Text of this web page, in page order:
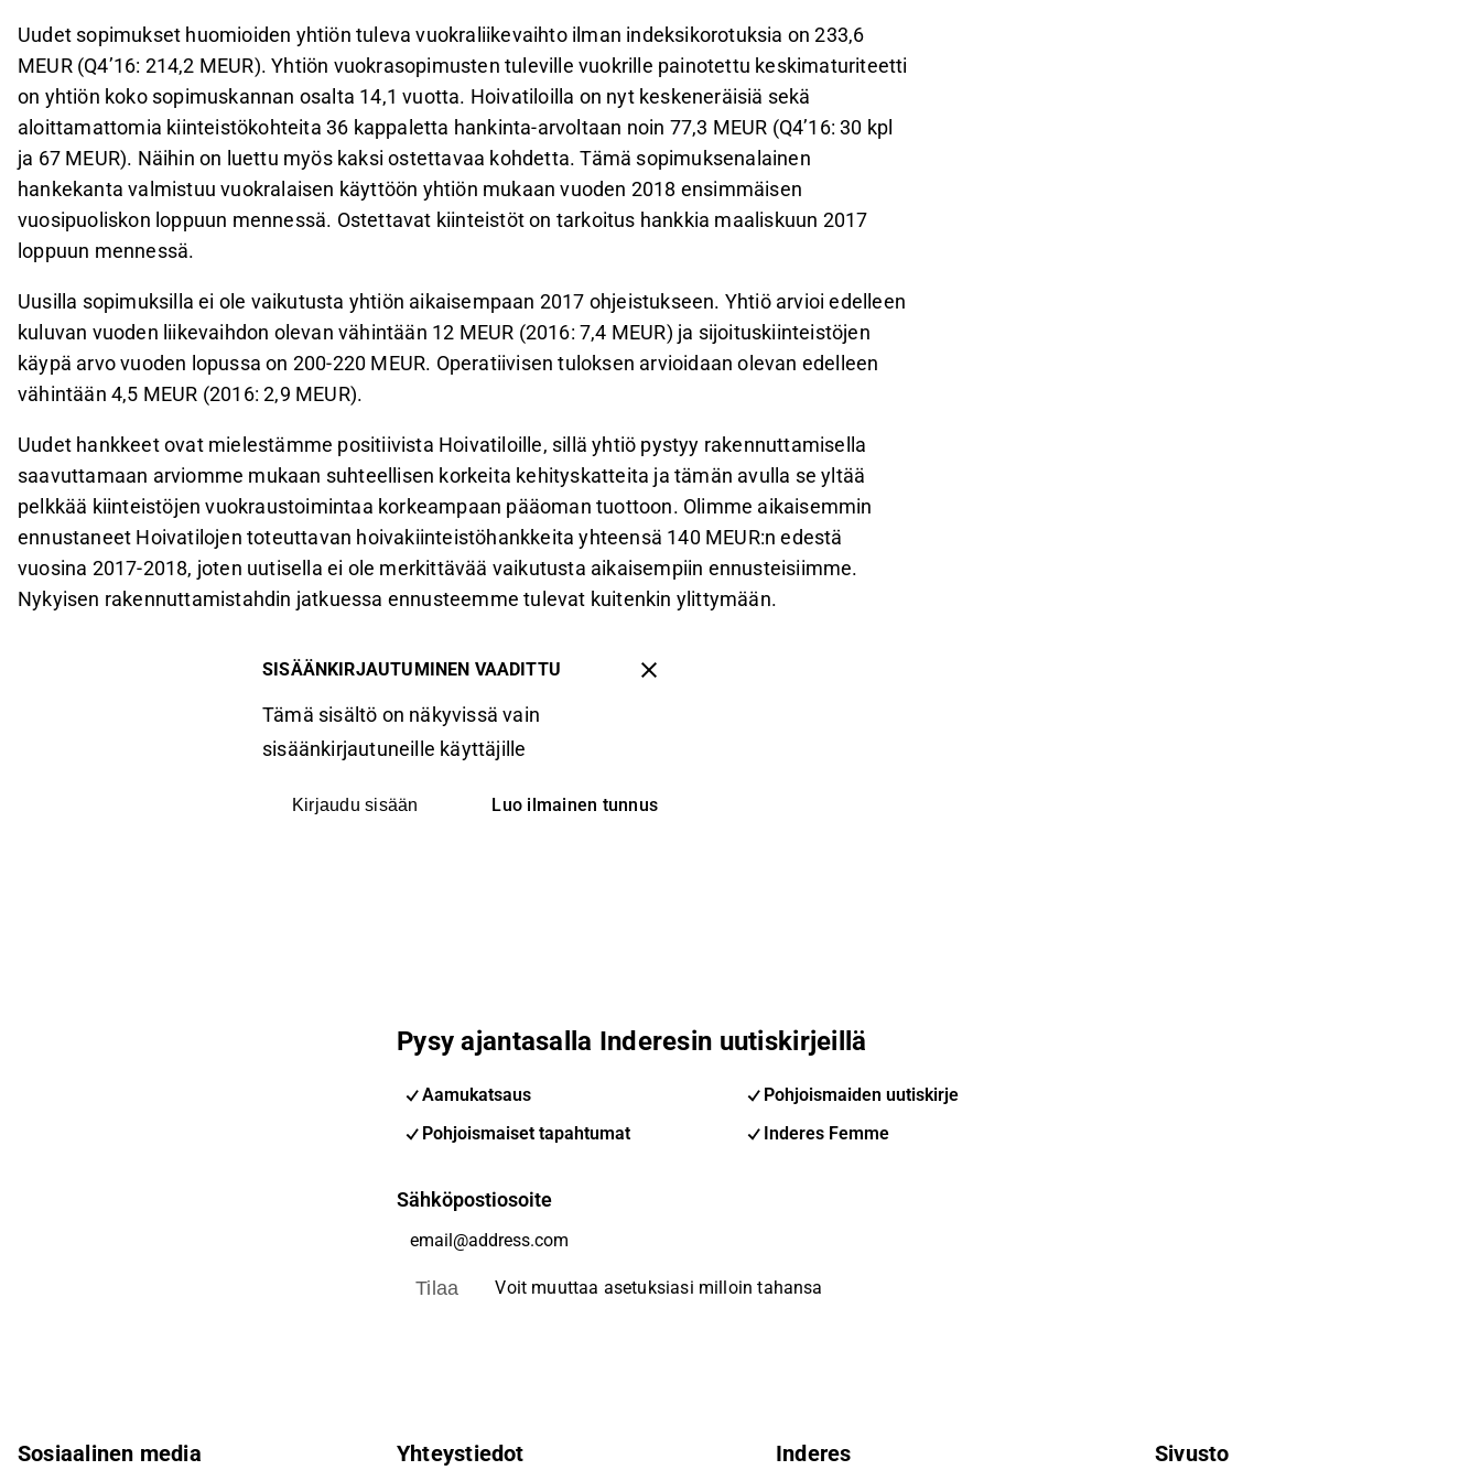
Uudet sopimukset huomioiden yhtiön tuleva vuokraliikevaihto ilman indeksikorotuksia on 233,6
MEUR (Q4’16: 214,2 MEUR). Yhtiön vuokrasopimusten tuleville vuokrille painotettu keskimaturiteetti
on yhtiön koko sopimuskannan osalta 14,1 vuotta. Hoivatiloilla on nyt keskeneräisiä sekä
aloittamattomia kiinteistökohteita 36 kappaletta hankinta-arvoltaan noin 77,3 MEUR (Q4’16: 30 kpl
ja 67 MEUR). Näihin on luettu myös kaksi ostettavaa kohdetta. Tämä sopimuksenalainen
hankekanta valmistuu vuokralaisen käyttöön yhtiön mukaan vuoden 2018 ensimmäisen
vuosipuoliskon loppuun mennessä. Ostettavat kiinteistöt on tarkoitus hankkia maaliskuun 2017
loppuun mennessä.
Uusilla sopimuksilla ei ole vaikutusta yhtiön aikaisempaan 2017 ohjeistukseen. Yhtiö arvioi edelleen
kuluvan vuoden liikevaihdon olevan vähintään 12 MEUR (2016: 7,4 MEUR) ja sijoituskiinteistöjen
käypä arvo vuoden lopussa on 200-220 MEUR. Operatiivisen tuloksen arvioidaan olevan edelleen
vähintään 4,5 MEUR (2016: 2,9 MEUR).
Uudet hankkeet ovat mielestämme positiivista Hoivatiloille, sillä yhtiö pystyy rakennuttamisella
saavuttamaan arviomme mukaan suhteellisen korkeita kehityskatteita ja tämän avulla se yltää
pelkkää kiinteistöjen vuokraustoimintaa korkeampaan pääoman tuottoon. Olimme aikaisemmin
ennustaneet Hoivatilojen toteuttavan hoivakiinteistöhankkeita yhteensä 140 MEUR:n edestä
vuosina 2017-2018, joten uutisella ei ole merkittävää vaikutusta aikaisempiin ennusteisiimme.
Nykyisen rakennuttamistahdin jatkuessa ennusteemme tulevat kuitenkin ylittymään.
SISÄÄNKIRJAUTUMINEN VAADITTU
Tämä sisältö on näkyvissä vain
sisäänkirjautuneille käyttäjille
Kirjaudu sisään Luo ilmainen tunnus
Pysy ajantasalla Inderesin uutiskirjeillä
Aamukatsaus
Pohjoismaiden uutiskirje
Pohjoismaiset tapahtumat
Inderes Femme
Sähköpostiosoite
Tilaa Voit muuttaa asetuksiasi milloin tahansa
Sosiaalinen media Yhteystiedot Inderes Sivusto